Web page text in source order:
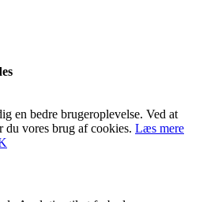
en bedre brugeroplevelse. Ved at
du vores brug af ​​cookies. Læs mere